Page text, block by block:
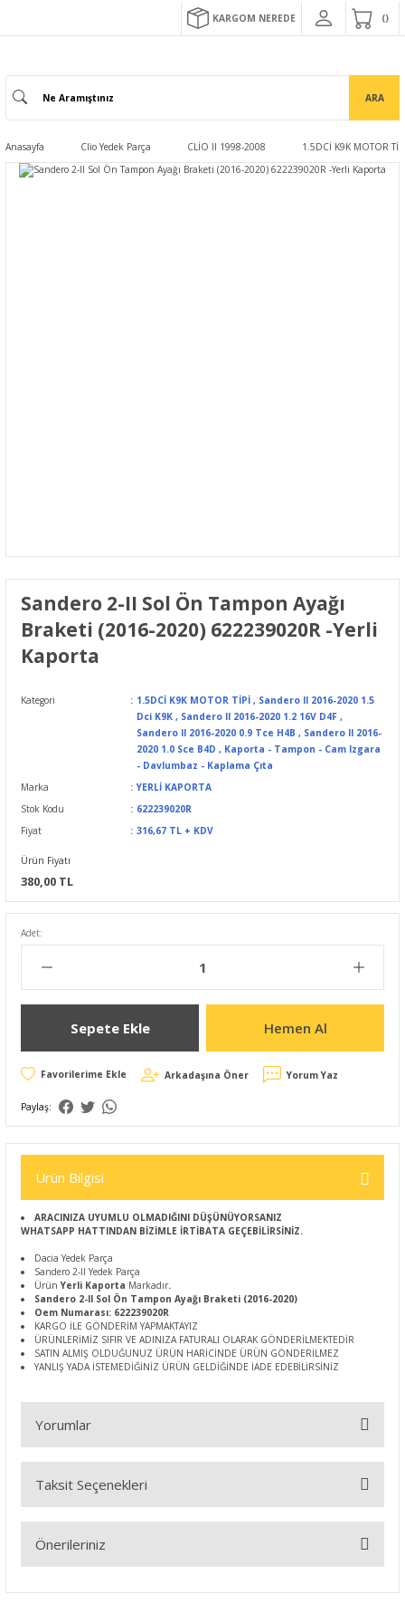
KARGOM NEREDE
ARA
Anasayfa Clio Yedek Parça CLİO II 1998-2008 1.5DCİ K9K MOTOR
Sandero 2-II Sol Ön Tampon Ayağı
Braketi (2016-2020) 622239020R -Yerli
Kaporta
Kategori 1.5DCİ K9K MOTOR TİPİ , Sandero II 2016-2020 1.5
Dci K9K , Sandero II 2016-2020 1.2 16V D4F ,
Sandero II 2016-2020 0.9 Tce H4B , Sandero II 2016-
2020 1.0 Sce B4D , Kaporta - Tampon - Cam Izgara
- Davlumbaz - Kaplama Çıta
Marka
YERLİ KAPORTA
Stok Kodu
622239020R
Fiyat
316,67 TL + KDV
Ürün Fiyatı
380,00 TL
Adet:
Sepete Ekle Hemen Al
Arkadaşına Öner Yorum Yaz
Paylaş:
Ürün Bilgisi
ARACINIZA UYUMLU OLMADIĞINI DÜŞÜNÜYORSANIZ
WHATSAPP HATTINDAN BİZİMLE İRTİBATA GEÇEBİLİRSİNİZ.
Dacia Yedek Parça
Sandero 2-II Yedek Parça
ÜrünYerli Kaporta Markadır.
Sandero 2-II Sol Ön Tampon Ayağı Braketi (2016-2020)
Oem Numarası: 622239020R
KARGO İLE GÖNDERİM YAPMAKTAYIZ
ÜRÜNLERİMİZ SIFIR VE ADINIZA FATURALI OLARAK GÖNDERİLMEKTEDİR
SATIN ALMIŞ OLDUĞUNUZ ÜRÜN HARİCİNDE ÜRÜN GÖNDERİLMEZ
YANLIŞ YADA İSTEMEDİĞİNİZ ÜRÜN GELDİĞİNDE İADE EDEBİLİRSİNİZ
Yorumlar
Bu ürüne ilk yorumu siz yapın!
Taksit Seçenekleri
Önerileriniz